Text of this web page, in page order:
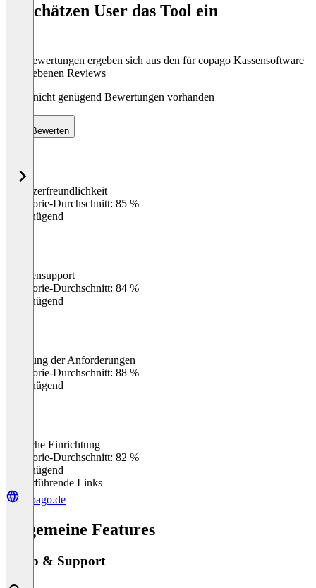
So schätzen User das Tool ein
Die Bewertungen ergeben sich aus den für copago Kassensoftware
abgegebenen Reviews
Noch nicht genügend Bewertungen vorhanden
Bewerten
Benutzerfreundlichkeit
Kategorie-Durchschnitt: 85 %
Ungenügend
Kundensupport
Kategorie-Durchschnitt: 84 %
Ungenügend
Erfüllung der Anforderungen
Kategorie-Durchschnitt: 88 %
Ungenügend
Einfache Einrichtung
Kategorie-Durchschnitt: 82 %
Ungenügend
Weiterführende Links
copago.de
Allgemeine Features
Setup & Support